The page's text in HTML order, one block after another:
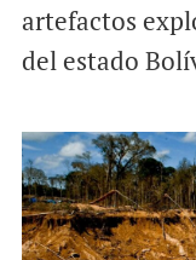
artefactos
del estado